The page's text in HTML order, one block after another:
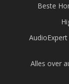
Beste
Alles over